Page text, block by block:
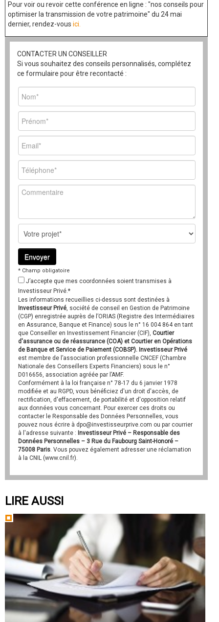
Pour voir ou revoir cette conférence en ligne : "nos conseils pour
optimiser la transmission de votre patrimoine" du 24 mai
dernier, rendez-vous ici.
CONTACTER UN CONSEILLER
Si vous souhaitez des conseils personnalisés, complétez
ce formulaire pour être recontacté :
* Champ obligatoire
J’accepte que mes coordonnées soient transmises à
Investisseur Privé.*
Les informations recueillies ci-dessus sont destinées à
Investisseur Privé, société de conseil en Gestion de Patrimoine
(CGP) enregistrée auprès de l’ORIAS (Registre des Intermédiaires
en Assurance, Banque et Finance) sous le n° 16 004 864 en tant
que Conseiller en Investissement Financier (CIF), Courtier
d'assurance ou de réassurance (COA) et Courtier en Opérations
de Banque et Service de Paiement (COBSP). Investisseur Privé
est membre de l’association professionnelle CNCEF (Chambre
Nationale des Conseillers Experts Financiers) sous le n°
D016656, association agréée par l’AMF.
Conformément à la loi française n° 78-17 du 6 janvier 1978
modifiée et au RGPD, vous bénéficiez d'un droit d'accès, de
rectification, d'effacement, de portabilité et d'opposition relatif
aux données vous concernant. Pour exercer ces droits ou
contacter le Responsable des Données Personnelles, vous
pouvez nous écrire à dpo@investisseurprive.com ou par courrier
à l'adresse suivante : Investisseur Privé – Responsable des
Données Personnelles – 3 Rue du Faubourg Saint-Honoré –
75008 Paris. Vous pouvez également adresser une réclamation
à la CNIL (www.cnil.fr).
LIRE AUSSI